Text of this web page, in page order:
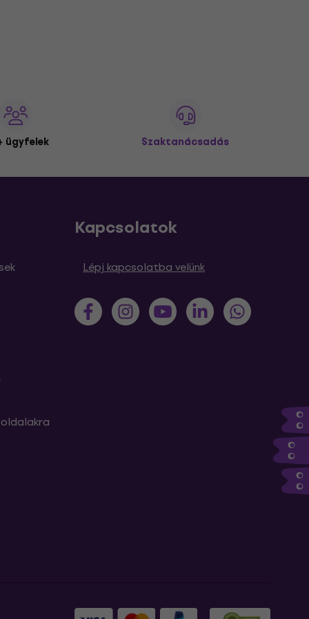
ügyfelek Szaktanácsadás
Kapcsolatok
Lépj kapcsolatba velünk